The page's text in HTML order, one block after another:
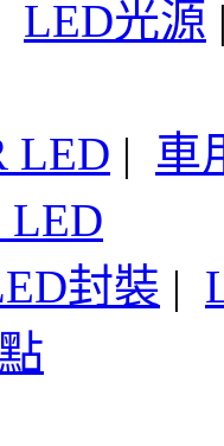
LED光源
LED | 車
LED
封裝 |